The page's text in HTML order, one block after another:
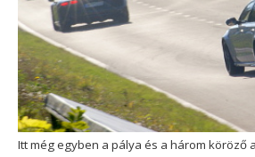
Itt még egyben a pálya és a három köröző